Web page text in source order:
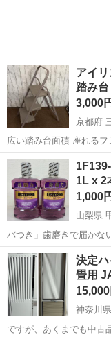
アイ
踏み
3,000
京都府
広い踏み台面積 座れるフ
テップの…
京都 宇治市
1L x 2
1,000
山梨県
バつき」歯磨きで届かな
菌。いつものオーラ…
山梨 甲斐市 その
決定
畳用
15,000
神奈川
ですが、あくまでも中古